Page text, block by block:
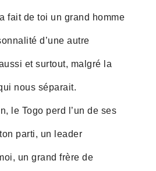
fait de toi un grand homme
d’une autre
et surtout, malgré la
nous séparait.
le Togo perd l’un de ses
parti, un leader
un grand frère de